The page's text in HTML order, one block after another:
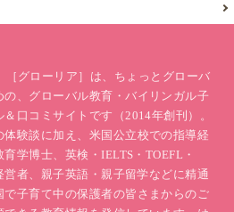
グローリア］は、ちょっとグローバ
、グローバル教育・バイリンガル子
口コミサイトです（2014年創刊）。
験談に加え、米国公立校での指導経
学博士、英検・IELTS・TOEFL・
者、親子英語・親子留学などに精通
で子育て中の保護者の皆さまからのご